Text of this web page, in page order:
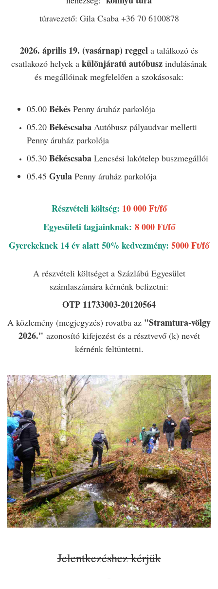
túravezető: Gila Csaba +36 70 6100878
2026. április 19. (vasárnap) reggel a találkozó és
csatlakozó helyek a különjáratú autóbusz indulásának
és megállóinak megfelelően a szokásosak:
05.00 Békés Penny áruház parkolója
05.20 Békéscsaba Autóbusz pályaudvar melletti
Penny áruház parkolója
05.30 Békéscsaba Lencsési lakótelep buszmegállói
05.45 Gyula Penny áruház parkolója
Részvételi költség: 10 000 Ft/fő
Egyesületi tagjainknak: 8 000 Ft/fő
Gyerekeknek 14 év alatt 50% kedvezmény: 5000 Ft/fő
A részvételi költséget a Százlábú Egyesület
számlaszámára kérnénk befizetni:
OTP 11733003-20120564
A közlemény (megjegyzés) rovatba az "Stramtura-völgy
2026." azonosító kifejezést és a résztvevő (k) nevét
kérnénk feltüntetni.
Jelentkezéshez kérjük